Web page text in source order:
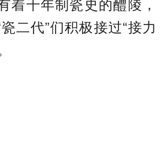
着千年制瓷史的醴陵，
二代”们积极接过“接力